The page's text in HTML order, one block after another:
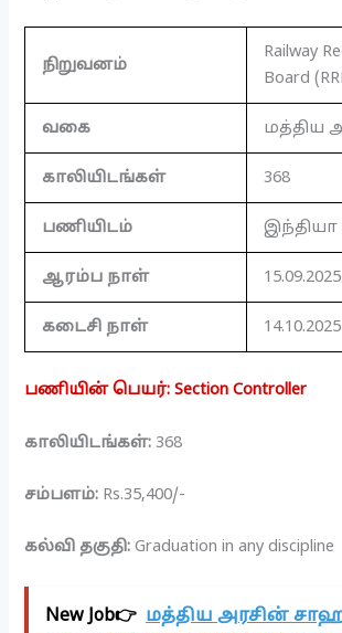
நிறுவனம்
Railway
Board
வகை மத்திய
காலியிடங்கள் 368
பணியிடம் இந்தியா
ஆரம்ப நாள் 15.09.2025
கடைசி நாள் 14.10.2025
பணியின் பெயர்: Section Controller
காலியிடங்கள்: 368
சம்பளம்: Rs.35,400/-
கல்வி தகுதி:Graduation in any discipline
New Job👉 மத்திய அரசின்